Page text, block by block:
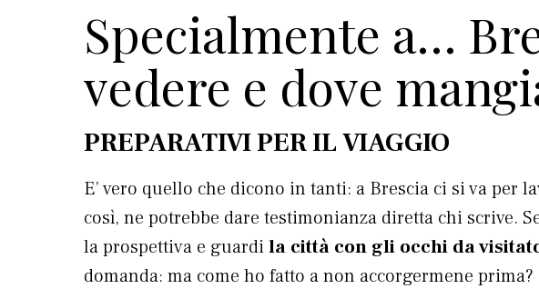
Specialmente a…
vedere e dove
PREPARATIVI PER IL VIAGGIO
E’ vero quello che dicono in tanti: a Brescia ci si va per
così, ne potrebbe dare testimonianza diretta chi scrive.
la prospettiva e guardila città con gli occhi da
domanda: ma come ho fatto a non accorgermene prima?